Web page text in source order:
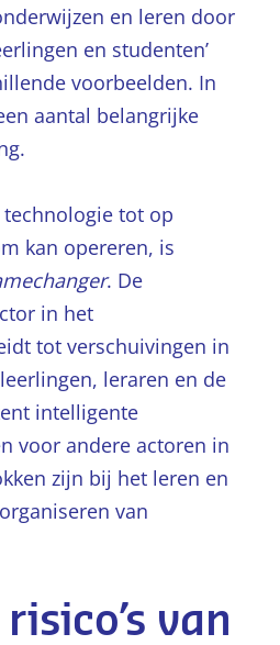
en leren door
en studenten’
voorbeelden. In
aantal belangrijke
tot op
kan opereren, is
. De
in het
tot verschuivingen in
leraren en de
intelligente
voor andere actoren in
zijn bij het leren en
van
van